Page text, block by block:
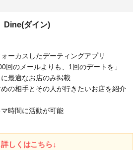
Dine(ダイン)
ォーカスしたデーティングアプリ
回のメールよりも、1回のデートを」
最適なお店のみ掲載
の相手とその人が行きたいお店を紹介
時間に活動が可能
詳しくはこちら↓